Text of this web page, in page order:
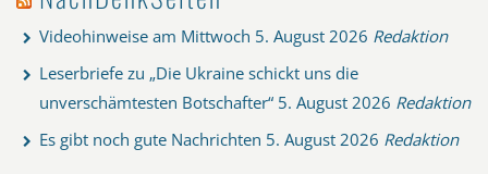
Videohinweise am Mittwoch 5. August 2026 Redaktion
Leserbriefe zu „Die Ukraine schickt uns die
unverschämtesten Botschafter“ 5. August 2026 Redaktion
Es gibt noch gute Nachrichten 5. August 2026 Redaktion